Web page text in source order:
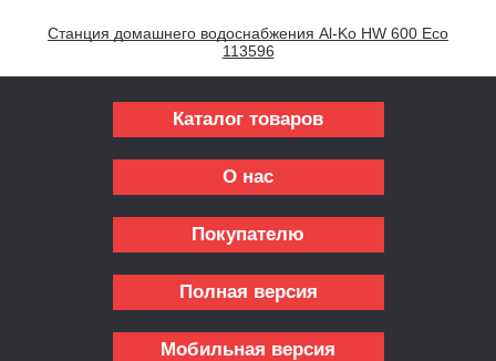
Станция домашнего водоснабжения Al-Ko HW 600 Eco
113596
Каталог товаров
О нас
Покупателю
Полная версия
Мобильная версия